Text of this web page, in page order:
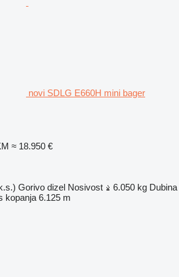
novi SDLG E660H mini bager
≈ 18.950 €
Gorivo dizel Nosivost 6.050 kg Dubina
kopanja 6.125 m